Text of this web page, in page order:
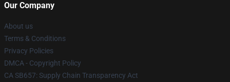
Our Company
About us
Terms & Conditions
Privacy Policies
DMCA - Copyright Policy
CA SB657: Supply Chain Transparency Act